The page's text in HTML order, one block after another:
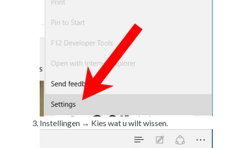
Instellingen → Kies wat u wilt wissen.